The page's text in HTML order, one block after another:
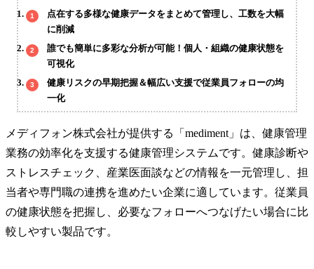
点在する多様な健康データをまとめて管理し、工数を大幅
に削減
誰でも簡単に多彩な分析が可能！個人・組織の健康状態を
可視化
健康リスクの早期把握＆幅広い支援で従業員フォローの均
一化
メディフォン株式会社が提供する「mediment」は、健康管理
業務の効率化を支援する健康管理システムです。健康診断や
ストレスチェック、産業医面談などの情報を一元管理し、担
当者や専門職の連携を進めたい企業に適しています。従業員
の健康状態を把握し、必要なフォローへつなげたい場合に比
較しやすい製品です。